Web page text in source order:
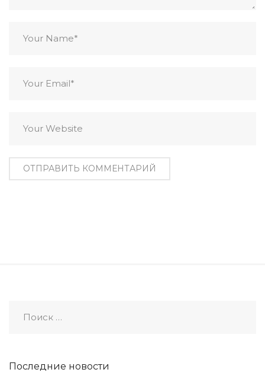
Последние новости